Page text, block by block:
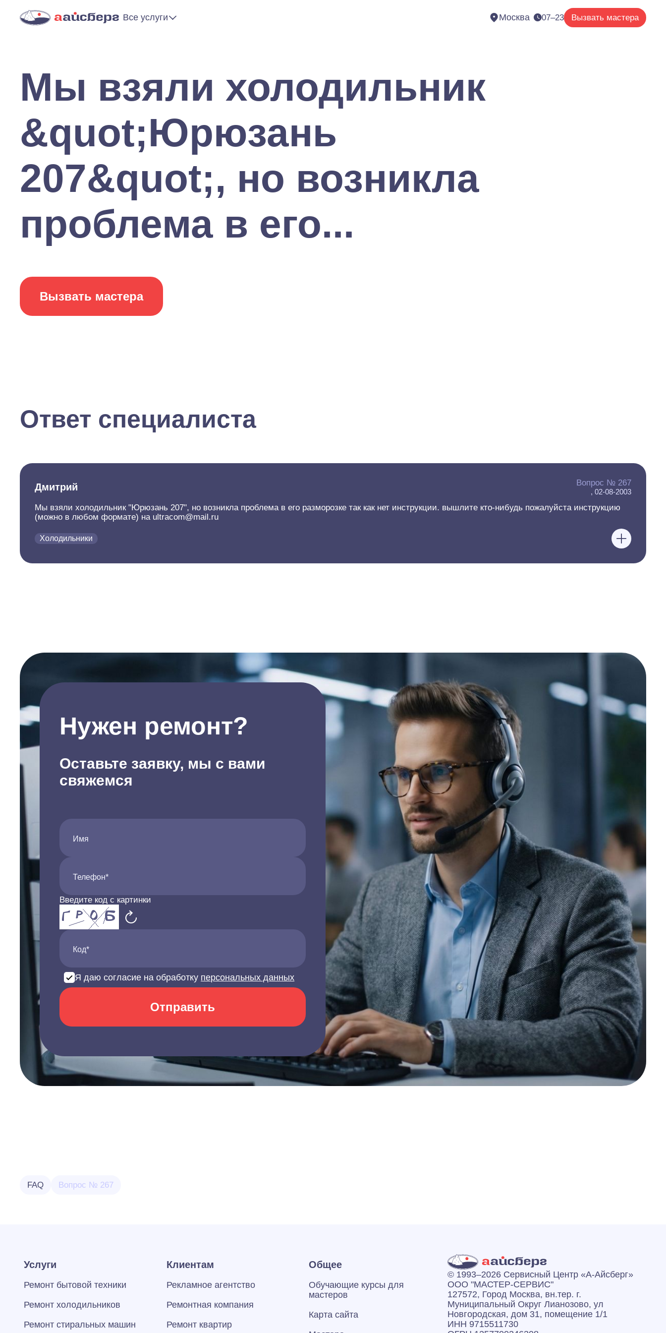
Все услуги Москва 07–23 Вызвать мастера
Мы взяли холодильник
&quot;Юрюзань
207&quot;, но возникла
проблема в его...
Вызвать мастера
Ответ специалиста
Дмитрий Вопрос № 267
, 02-08-2003
Мы взяли холодильник "Юрюзань 207", но возникла проблема в его разморозке так как нет инструкции. вышлите кто-нибудь пожалуйста инструкцию
(можно в любом формате) на ultracom@mail.ru
Холодильники
Нужен ремонт?
Оставьте заявку, мы с вами
свяжемся
Имя
Телефон*
Введите код с картинки
Код*
Я даю согласие на обработку персональных данных
Отправить
FAQ Вопрос № 267
Услуги
Ремонт бытовой техники
Ремонт холодильников
Ремонт стиральных машин
Клиентам
Рекламное агентство
Ремонтная компания
Ремонт квартир
Общее
Обучающие курсы для
мастеров
Карта сайта
© 1993–2026 Сервисный Центр «А‑Айсберг»
ООО "МАСТЕР-СЕРВИС"
127572, Город Москва, вн.тер. г.
Муниципальный Округ Лианозово, ул
Новгородская, дом 31, помещение 1/1
ИНН 9715511730